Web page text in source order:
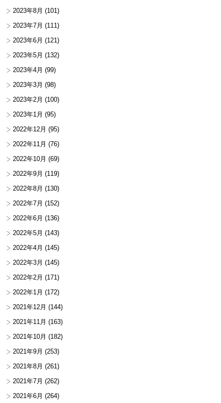
2023年8月 (101)
2023年7月 (111)
2023年6月 (121)
2023年5月 (132)
2023年4月 (99)
2023年3月 (98)
2023年2月 (100)
2023年1月 (95)
2022年12月 (95)
2022年11月 (76)
2022年10月 (69)
2022年9月 (119)
2022年8月 (130)
2022年7月 (152)
2022年6月 (136)
2022年5月 (143)
2022年4月 (145)
2022年3月 (145)
2022年2月 (171)
2022年1月 (172)
2021年12月 (144)
2021年11月 (163)
2021年10月 (182)
2021年9月 (253)
2021年8月 (261)
2021年7月 (262)
2021年6月 (264)